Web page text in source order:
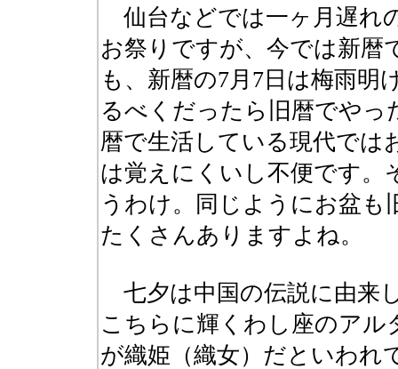
仙台などでは一ヶ月遅れ
お祭りですが、今では新暦
も、新暦の7月7日は梅雨
るべくだったら旧暦でや
暦で生活している現代では
は覚えにくいし不便です。
うわけ。同じようにお盆も
たくさんありますよね。
七夕は中国の伝説に由来
こちらに輝くわし座のアル
が織姫（織女）だといわれ